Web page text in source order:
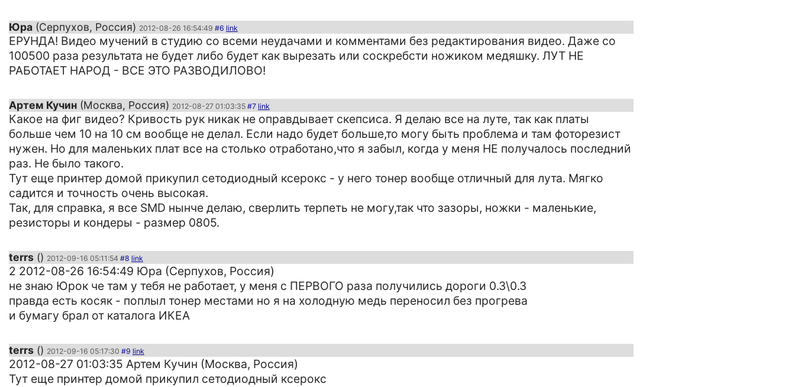
Юра (Серпухов, Россия) 2012-08-26 16:54:49 #6 link
ЕРУНДА! Видео мучений в студию со всеми неудачами и комментами без редактирования видео. Даже со
100500 раза результата не будет либо будет как вырезать или соскребсти ножиком медяшку. ЛУТ НЕ
РАБОТАЕТ НАРОД - ВСЕ ЭТО РАЗВОДИЛОВО!
Артем Кучин (Москва, Россия) 2012-08-27 01:03:35 #7 link
Какое на фиг видео? Кривость рук никак не оправдывает скепсиса. Я делаю все на луте, так как платы
больше чем 10 на 10 см вообще не делал. Если надо будет больше,то могу быть проблема и там фоторезист
нужен. Но для маленьких плат все на столько отработано,что я забыл, когда у меня НЕ получалось последний
раз. Не было такого.
Тут еще принтер домой прикупил сетодиодный ксерокс - у него тонер вообще отличный для лута. Мягко
садится и точность очень высокая.
Так, для справка, я все SMD нынче делаю, сверлить терпеть не могу,так что зазоры, ножки - маленькие,
резисторы и кондеры - размер 0805.
terrs () 2012-09-16 05:11:54 #8 link
2 2012-08-26 16:54:49 Юра (Серпухов, Россия)
не знаю Юрок че там у тебя не работает, у меня с ПЕРВОГО раза получились дороги 0.3\0.3
правда есть косяк - поплыл тонер местами но я на холодную медь переносил без прогрева
и бумагу брал от каталога ИКЕА
terrs () 2012-09-16 05:17:30 #9 link
2012-08-27 01:03:35 Артем Кучин (Москва, Россия)
Тут еще принтер домой прикупил сетодиодный ксерокс